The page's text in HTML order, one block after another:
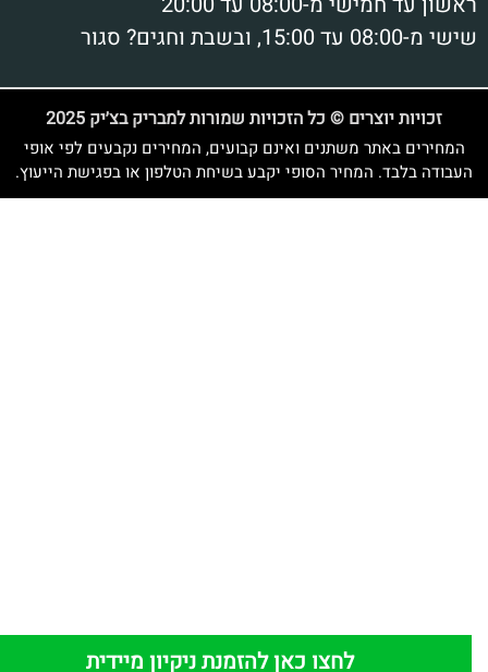
08:00 עד 15:00, ובשבת וחגים? סגור
לחצו כאן להזמנת ניקיון מיידית
זכויות יוצרים © כל הזכויות שמורות למבריק בצ׳יק 2025
המחירים באתר משתנים ואינם קבועים, המחירים נקבעים לפי אופי
העבודה בלבד. המחיר הסופי יקבע בשיחת הטלפון או בפגישת הייעוץ.